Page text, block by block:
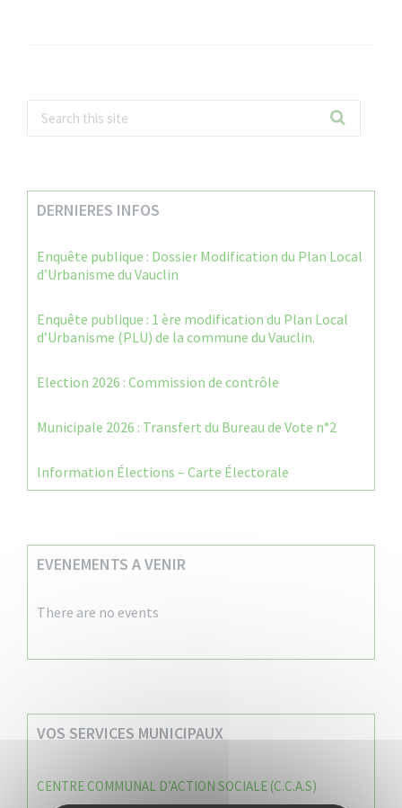
DERNIERES INFOS
Enquête publique : Dossier Modification du Plan Local
d’Urbanisme du Vauclin
Enquête publique : 1 ère modification du Plan Local
d’Urbanisme (PLU) de la commune du Vauclin.
Election 2026 : Commission de contrôle
Municipale 2026 : Transfert du Bureau de Vote n°2
Information Élections – Carte Électorale
EVENEMENTS A VENIR
There are no events
VOS SERVICES MUNICIPAUX
CENTRE COMMUNAL D’ACTION SOCIALE (C.C.A.S)